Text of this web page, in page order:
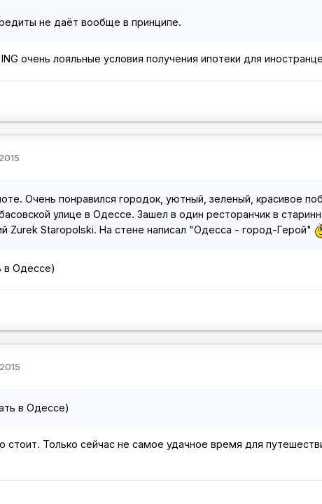
не даёт вообще в принципе.
очень лояльные условия получения ипотеки для
Очень понравился городок, уютный, зеленый, красивое
улице в Одессе. Зашел в один ресторанчик в
Zurek Staropolski. На стене написал "Одесса - город-Герой"
в Одессе)
в Одессе)
стоит. Только сейчас не самое удачное время для